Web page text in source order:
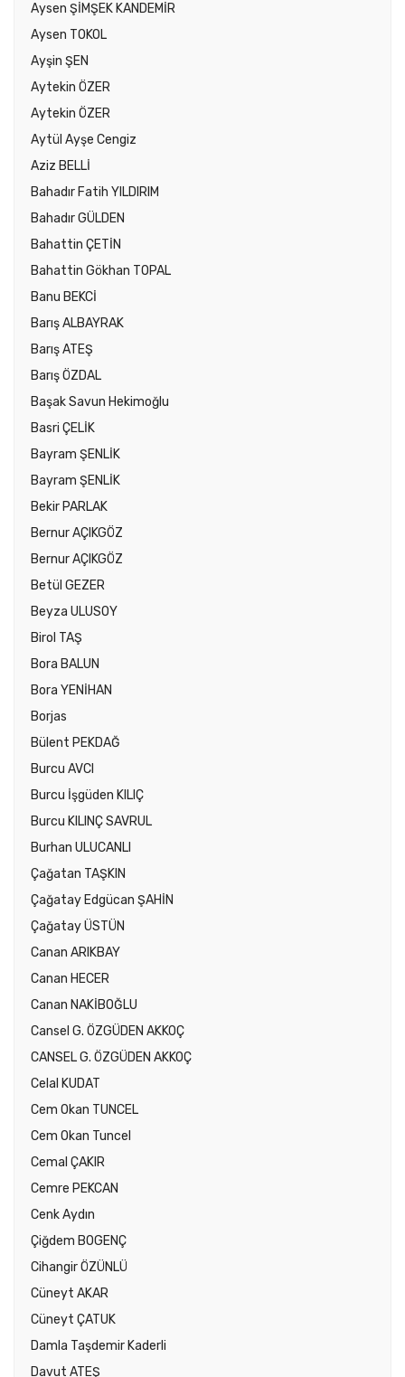
Aysen ŞİMŞEK KANDEMİR
Aysen TOKOL
Ayşin ŞEN
Aytekin ÖZER
Aytekin ÖZER
Aytül Ayşe Cengiz
Aziz BELLİ
Bahadır Fatih YILDIRIM
Bahadır GÜLDEN
Bahattin ÇETİN
Bahattin Gökhan TOPAL
Banu BEKCİ
Barış ALBAYRAK
Barış ATEŞ
Barış ÖZDAL
Başak Savun Hekimoğlu
Basri ÇELİK
Bayram ŞENLİK
Bayram ŞENLİK
Bekir PARLAK
Bernur AÇIKGÖZ
Bernur AÇIKGÖZ
Betül GEZER
Beyza ULUSOY
Birol TAŞ
Bora BALUN
Bora YENİHAN
Borjas
Bülent PEKDAĞ
Burcu AVCI
Burcu İşgüden KILIÇ
Burcu KILINÇ SAVRUL
Burhan ULUCANLI
Çağatan TAŞKIN
Çağatay Edgücan ŞAHİN
Çağatay ÜSTÜN
Canan ARIKBAY
Canan HECER
Canan NAKİBOĞLU
Cansel G. ÖZGÜDEN AKKOÇ
CANSEL G. ÖZGÜDEN AKKOÇ
Celal KUDAT
Cem Okan TUNCEL
Cem Okan Tuncel
Cemal ÇAKIR
Cemre PEKCAN
Cenk Aydın
Çiğdem BOGENÇ
Cihangir ÖZÜNLÜ
Cüneyt AKAR
Cüneyt ÇATUK
Damla Taşdemir Kaderli
Davut ATEŞ